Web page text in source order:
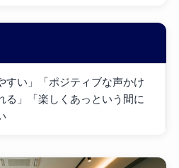
すい」「ポジティブな声かけ
る」「楽しくあっという間に